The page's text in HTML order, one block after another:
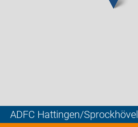
ADFC Hattingen/Sprockhövel